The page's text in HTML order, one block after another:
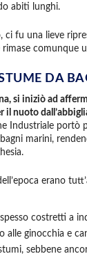
abiti lunghi.
ci fu una lieve
comunque
DA
si iniziò ad
il nuoto
Industriale portò
marini,
erano
costretti a
alle ginocchia e
sebbene